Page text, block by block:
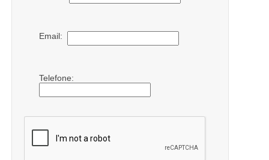
Email:
Telefone: